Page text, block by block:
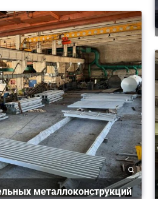
металлоконструкций